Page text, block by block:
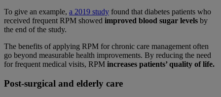
To give an example, a 2019 study found that diabetes patients who
received frequent RPM showed improved blood sugar levels by
the end of the study.
The benefits of applying RPM for chronic care management often
go beyond measurable health improvements. By reducing the need
for frequent medical visits, RPM increases patients’ quality of life.
Post-surgical and elderly care